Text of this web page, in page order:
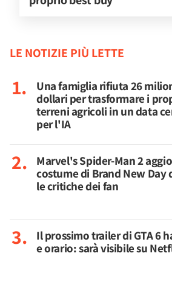
LE NOTIZIE PIÙ LETTE
Una famiglia rifiuta 26
dollari per trasformare i
terreni agricoli in un data
per l'IA
Marvel's Spider-Man 2
costume di Brand New Day
le critiche dei fan
Il prossimo trailer di GTA 6
e orario: sarà visibile su